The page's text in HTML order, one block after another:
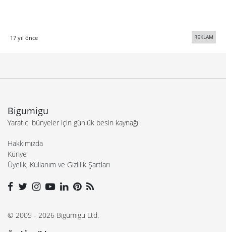
17 yıl önce REKLAM
Bigumigu
Yaratıcı bünyeler için günlük besin kaynağı
Hakkımızda
Künye
Üyelik, Kullanım ve Gizlilik Şartları
© 2005 - 2026 Bigumigu Ltd.